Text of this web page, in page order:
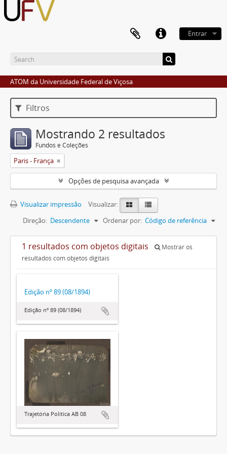
Entrar
ATOM da Universidade Federal de Viçosa
Filtros
Mostrando 2 resultados
Fundos e Coleções
Paris - França
Opções de pesquisa avançada
Visualizar impressão
Visualizar:
Ordenar por: Código de referência
Direção: Descendente
1 resultados com objetos digitais
Mostrar os
resultados com objetos digitais
Edição nº 89 (08/1894)
Edição nº 89 (08/1894)
Trajetória Política AB 08